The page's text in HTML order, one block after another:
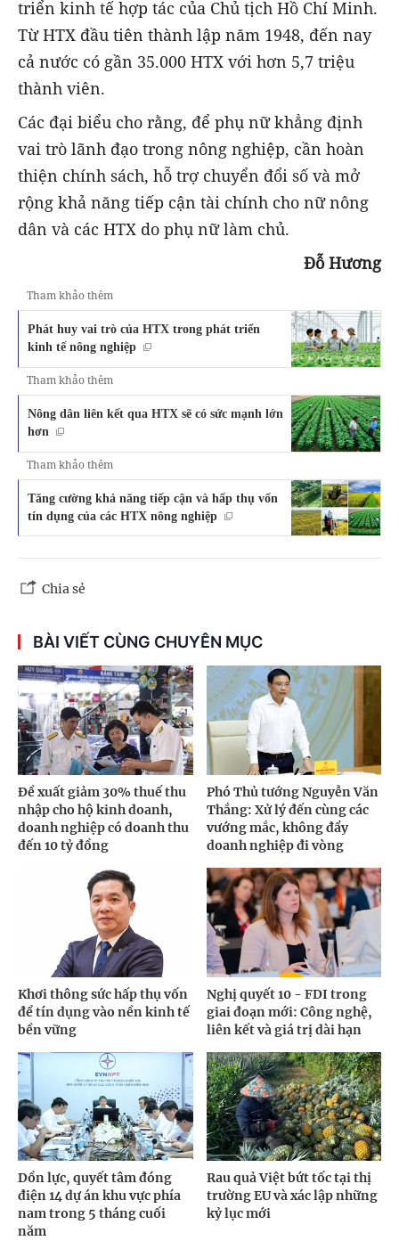
triển kinh tế hợp tác của Chủ tịch Hồ Chí Minh.
Từ HTX đầu tiên thành lập năm 1948, đến nay
cả nước có gần 35.000 HTX với hơn 5,7 triệu
thành viên.
Các đại biểu cho rằng, để phụ nữ khẳng định
vai trò lãnh đạo trong nông nghiệp, cần hoàn
thiện chính sách, hỗ trợ chuyển đổi số và mở
rộng khả năng tiếp cận tài chính cho nữ nông
dân và các HTX do phụ nữ làm chủ.
Đỗ Hương
Tham khảo thêm
Phát huy vai trò của HTX trong phát triển
kinh tế nông nghiệp
Tham khảo thêm
Nông dân liên kết qua HTX sẽ có sức mạnh lớn
hơn
Tham khảo thêm
Tăng cường khả năng tiếp cận và hấp thụ vốn
tín dụng của các HTX nông nghiệp
Chia sẻ
BÀI VIẾT CÙNG CHUYÊN MỤC
Đề xuất giảm 30% thuế thu
nhập cho hộ kinh doanh,
doanh nghiệp có doanh thu
đến 10 tỷ đồng
Phó Thủ tướng Nguyễn Văn
Thắng: Xử lý đến cùng các
vướng mắc, không đẩy
doanh nghiệp đi vòng
Khơi thông sức hấp thụ vốn
để tín dụng vào nền kinh tế
bền vững
Nghị quyết 10 - FDI trong
giai đoạn mới: Công nghệ,
liên kết và giá trị dài hạn
Dồn lực, quyết tâm đóng
điện 14 dự án khu vực phía
nam trong 5 tháng cuối
năm
Rau quả Việt bứt tốc tại thị
trường EU và xác lập những
kỷ lục mới